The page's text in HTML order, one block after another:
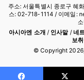
주소: 서울특별시 종로구 혜
스: 02-718-1114 / 이메일:
아시아엔 소개 / 인사말/ 네
보
© Copyright 2026